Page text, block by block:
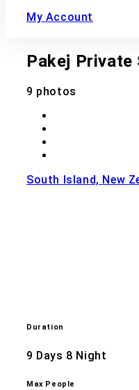
My Account
Pakej Private
9 photos
South Island, New
Duration
9 Days 8 Night
Max People